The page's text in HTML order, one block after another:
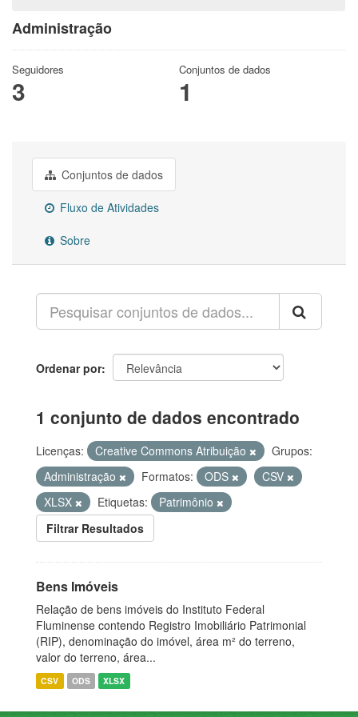
Administração
Seguidores
3
Conjuntos de dados
1
Conjuntos de dados
Fluxo de Atividades
Sobre
Ordenar por
1 conjunto de dados encontrado
Licenças: Creative Commons Atribuição
Grupos:
Administração
Formatos: ODS
CSV
XLSX
Etiquetas:
Patrimônio
Filtrar Resultados
Bens Imóveis
Relação de bens imóveis do Instituto Federal
Fluminense contendo Registro Imobiliário Patrimonial
(RIP), denominação do imóvel, área m² do terreno,
valor do terreno, área...
CSV ODS XLSX